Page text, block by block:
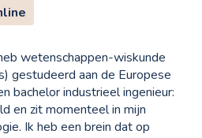
wetenschappen-wiskunde
gestudeerd aan de Europese
bachelor industrieel ingenieur:
en zit momenteel in mijn
Ik heb een brein dat op